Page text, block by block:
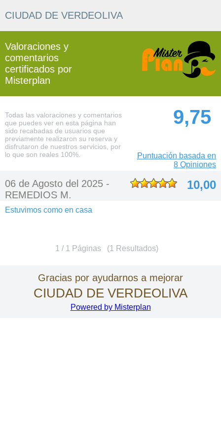
CIUDAD DE VERDEOLIVA
Valoraciones y
comentarios
certificados por
Misterplan
Todas las valoraciones y comentarios
que puedes ver en esta página han
sido recabadas de usuarios que
previamente realizaron su reserva y
disfrutaron de nuestros servicios, por
lo que son reales 100%.
9,75
Puntuación basada en
8 Opiniones
06 de Agosto del 2025 -
REMEDIOS M.
10,00
Estuvimos como en casa
1 / 1 Páginas (1 Resultados)
Gracias por ayudarnos a mejorar
CIUDAD DE VERDEOLIVA
Powered by Misterplan